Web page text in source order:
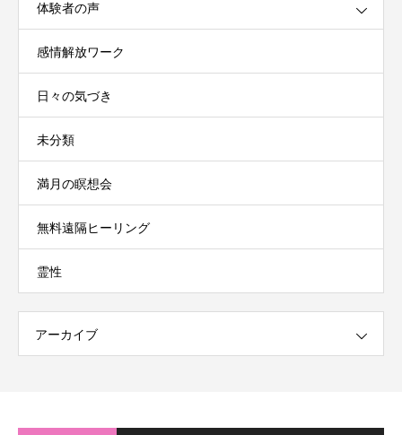
体験者の声
感情解放ワーク
日々の気づき
未分類
満月の瞑想会
無料遠隔ヒーリング
霊性
アーカイブ